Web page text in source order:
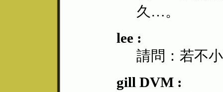
久…。
lee :
請問：若不
gill DVM :